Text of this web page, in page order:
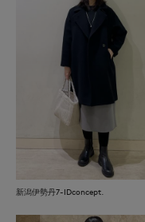
新潟伊勢丹7-IDconcept.